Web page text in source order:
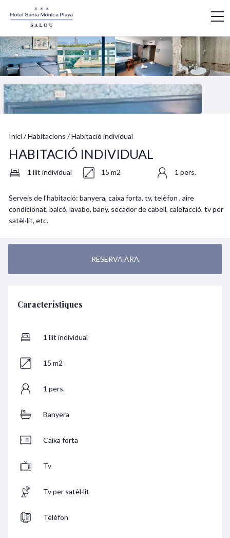
Inici/Habitacions /Habitació individual
HABITACIÓ INDIVIDUAL
1 llit individual 15 m2 1 pers.
Serveis de l'habitació: banyera, caixa forta, tv, telèfon , aire
condicionat, balcó, lavabo, bany, secador de cabell, calefacció, tv per
satèl·lit, etc.
RESERVA ARA
Característiques
1 llit individual
15 m2
1 pers.
Banyera
Caixa forta
Tv
Tv per satèl·lit
Telèfon